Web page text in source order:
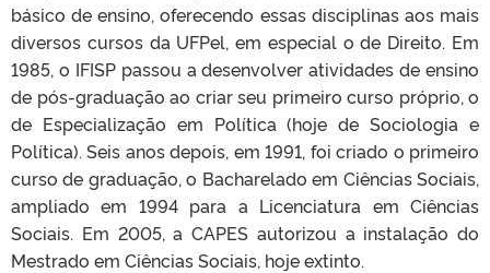
básico de ensino, oferecendo essas disciplinas aos mais
diversos cursos da UFPel, em especial o de Direito. Em
1985, o IFISP passou a desenvolver atividades de ensino
de pós-graduação ao criar seu primeiro curso próprio, o
de Especialização em Política (hoje de Sociologia e
Política). Seis anos depois, em 1991, foi criado o primeiro
curso de graduação, o Bacharelado em Ciências Sociais,
ampliado em 1994 para a Licenciatura em Ciências
Sociais. Em 2005, a CAPES autorizou a instalação do
Mestrado em Ciências Sociais, hoje extinto.